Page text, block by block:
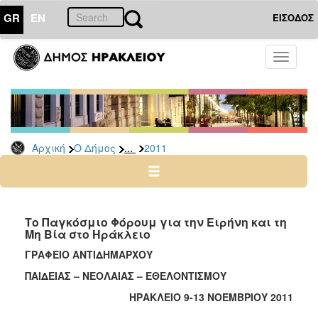
GR EN ΕΙΣΟΔΟΣ
Toggle
Αρχική Ο Δήμος ... 2011
ΔΗΜΟΣ
Δελτία
Τύπου
Αρχείο
2026
2024
2022
2021
2020
Το Παγκόσμιο Φόρουμ για την Ειρήνη και τη
Μη Βία στο Ηράκλειο
ΓΡΑΦΕΙΟ ΑΝΤΙΔΗΜΑΡΧΟΥ
ΠΑΙΔΕΙΑΣ – ΝΕΟΛΑΙΑΣ – ΕΘΕΛΟΝΤΙΣΜΟΥ
ΗΡΑΚΛΕΙΟ 9-13 ΝΟΕΜΒΡΙΟΥ 2011